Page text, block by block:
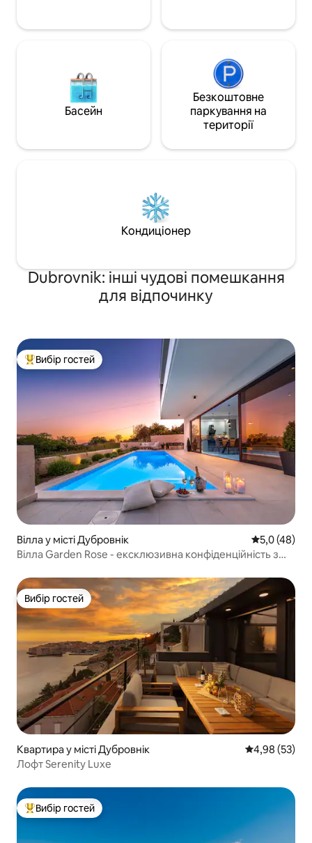
зоною на відкритому повітрі під
пральної машини та сушарки.
Басейн
Безкоштовне
паркування на
території
Кондиціонер
Dubrovnik: інші чудові помешкання
для відпочинку
Топ вибір гостей
Вибір гостей
Вілла у місті Дубровнік Середня
5,0 (48)
Вілла Garden Rose - ексклюзивна конфіденційність з
Вибір гостей
Вибір гостей
Квартира у місті Дубровнік Середня
4,98 (53)
Лофт Serenity Luxe
Топ вибір гостей
Вибір гостей